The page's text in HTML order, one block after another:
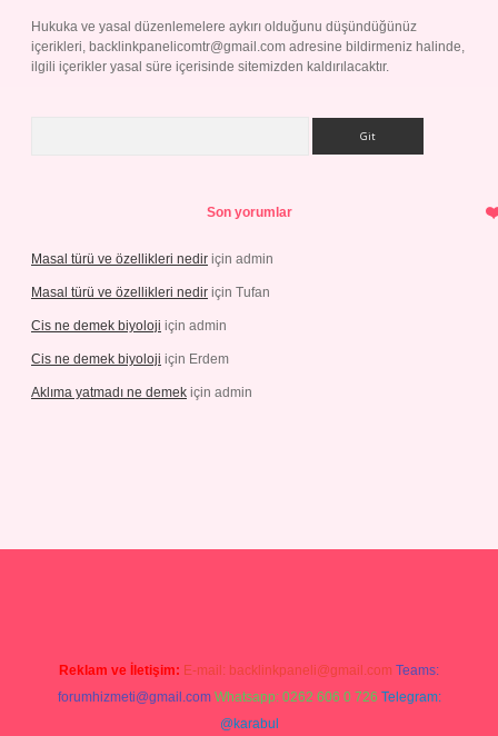
Hukuka ve yasal düzenlemelere aykırı olduğunu düşündüğünüz
içerikleri, backlinkpanelicomtr@gmail.com adresine bildirmeniz halinde,
ilgili içerikler yasal süre içerisinde sitemizden kaldırılacaktır.
Son yorumlar
Masal türü ve özellikleri nedir için admin
Masal türü ve özellikleri nedir için Tufan
Cis ne demek biyoloji için admin
Cis ne demek biyoloji için Erdem
Aklıma yatmadı ne demek için admin
Reklam ve İletişim: E-mail: backlinkpaneli@gmail.com Teams:
forumhizmeti@gmail.com Whatsapp: 0262 606 0 726 Telegram:
@karabul